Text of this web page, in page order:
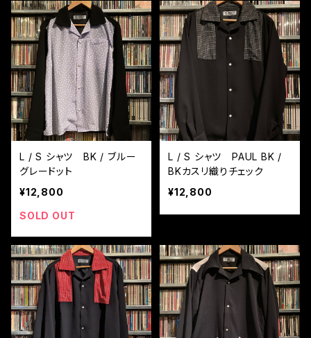
L / S シャツ BK / ブルー
グレードット
¥12,800
SOLD OUT
L / S シャツ PAUL BK /
BKカスリ織りチェック
¥12,800